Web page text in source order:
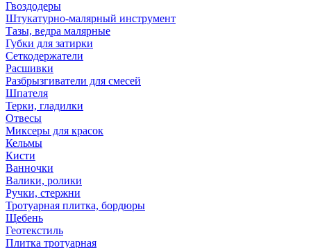
Гвоздодеры
Штукатурно-малярный инструмент
Тазы, ведра малярные
Губки для затирки
Сеткодержатели
Расшивки
Разбрызгиватели для смесей
Шпателя
Терки, гладилки
Отвесы
Миксеры для красок
Кельмы
Кисти
Ванночки
Валики, ролики
Ручки, стержни
Тротуарная плитка, бордюры
Щебень
Геотекстиль
Плитка тротуарная